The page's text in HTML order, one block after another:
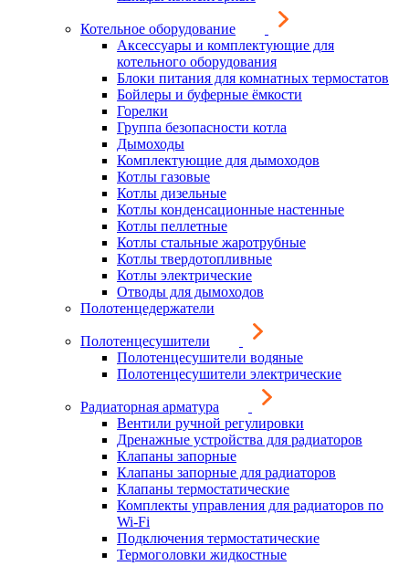
Котельное оборудование
Аксессуары и комплектующие для
котельного оборудования
Блоки питания для комнатных термостатов
Бойлеры и буферные ёмкости
Горелки
Группа безопасности котла
Дымоходы
Комплектующие для дымоходов
Котлы газовые
Котлы дизельные
Котлы конденсационные настенные
Котлы пеллетные
Котлы стальные жаротрубные
Котлы твердотопливные
Котлы электрические
Отводы для дымоходов
Полотенцедержатели
Полотенцесушители
Полотенцесушители водяные
Полотенцесушители электрические
Радиаторная арматура
Вентили ручной регулировки
Дренажные устройства для радиаторов
Клапаны запорные
Клапаны запорные для радиаторов
Клапаны термостатические
Комплекты управления для радиаторов по
Wi-Fi
Подключения термостатические
Термоголовки жидкостные